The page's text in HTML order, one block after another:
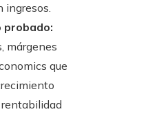
ingresos.
probado:
márgenes
que